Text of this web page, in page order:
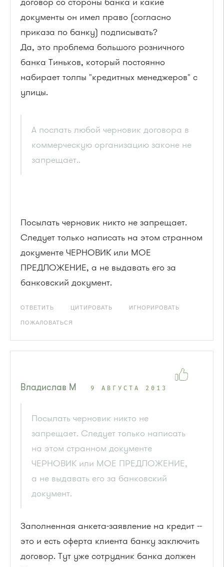
документы он имел право (согласно
приказа по банку) подписывать?
Да, это проблема большого розничного
банка Тиньков, который постоянно
набирает толпы "кредитных менеджеров" с
улицы.
А послать любой черновик договора в
коммерческую организацию законе не
запрещает..
Посылать черновик никто не запрещает.
Следует только написать на этом странном
документе ЧЕРНОВИК или МОЕ
ПРЕДЛОЖЕНИЕ, а не выдавать его за
банковский документ.
ОТВЕТИТЬ ЦИТИРОВАТЬ ИГНОРИРОВАТЬ
ПОЖАЛОВАТЬСЯ
Владислав М 9 АВГУСТА 2013
Посылать черновик никто не
запрещает. Следует только написать
на этом странном документе
ЧЕРНОВИК или МОЕ ПРЕДЛОЖЕНИЕ,
а не выдавать его за банковский
документ.
Заполненная анкета-заявление на кредит --
это и есть оферта клиента банку заключить
договор. Тут уже сотрудник банка должен